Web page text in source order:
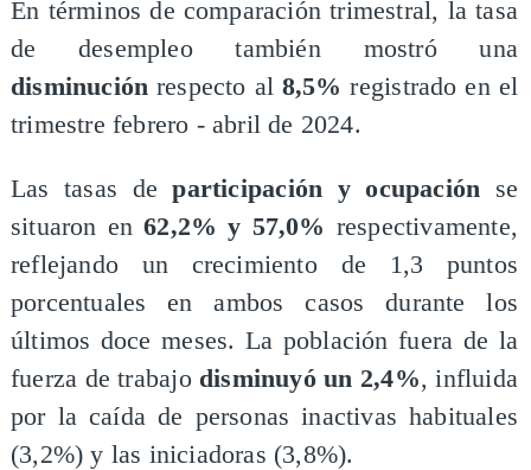
En términos de comparación trimestral, la tasa
de desempleo también mostró una
disminución respecto al8,5% registrado en el
trimestre febrero - abril de 2024.
Las tasas departicipación y ocupación se
situaron en62,2% y 57,0% respectivamente,
reflejando un crecimiento de 1,3 puntos
porcentuales en ambos casos durante los
últimos doce meses. La población fuera de la
fuerza de trabajo disminuyó un 2,4%, influida
por la caída de personas inactivas habituales
(3,2%) y las iniciadoras (3,8%).